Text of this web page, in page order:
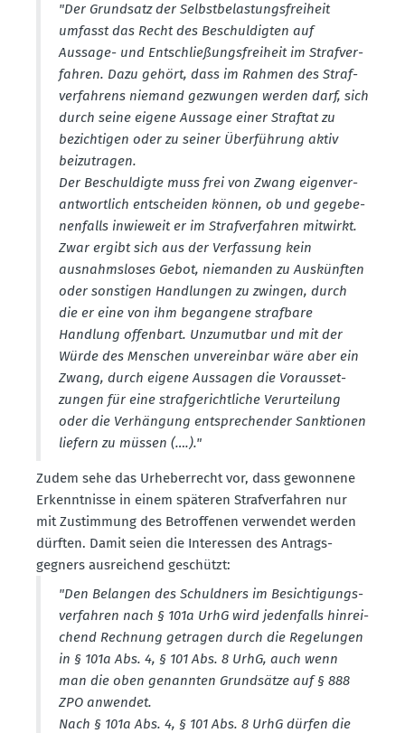
"Der Grundsatz der Selbst­be­las­tungs­freiheit
umfasst das Recht des Beschul­digten auf
Aussage- und Entschlie­ßungs­freiheit im Straf­ver­
fahren. Dazu gehört, dass im Rahmen des Straf­
ver­fahrens niemand gezwungen werden darf, sich
durch seine eigene Aussage einer Straftat zu
bezich­tigen oder zu seiner Überführung aktiv
beizu­tragen.
Der Beschul­digte muss frei von Zwang eigen­ver­
ant­wortlich entscheiden können, ob und gegebe­
nen­falls inwieweit er im Straf­ver­fahren mitwirkt.
Zwar ergibt sich aus der Verfassung kein
ausnahms­loses Gebot, niemanden zu Auskünften
oder sonstigen Handlungen zu zwingen, durch
die er eine von ihm begangene strafbare
Handlung offenbart. Unzumutbar und mit der
Würde des Menschen unver­einbar wäre aber ein
Zwang, durch eigene Aussagen die Voraus­set­
zungen für eine straf­ge­richt­liche Verur­teilung
oder die Verhängung entspre­chender Sanktionen
liefern zu müssen (….)."
Zudem sehe das Urheber­recht vor, dass gewonnene
Erkennt­nisse in einem späteren Straf­ver­fahren nur
mit Zustimmung des Betrof­fenen verwendet werden
dürften. Damit seien die Inter­essen des Antrags­
gegners ausrei­chend geschützt:
"Den Belangen des Schuldners im Besich­ti­gungs­
ver­fahren nach § 101a UrhG wird jeden­falls hinrei­
chend Rechnung getragen durch die Regelungen
in § 101a Abs. 4, § 101 Abs. 8 UrhG, auch wenn
man die oben genannten Grund­sätze auf § 888
ZPO anwendet.
Nach § 101a Abs. 4, § 101 Abs. 8 UrhG dürfen die